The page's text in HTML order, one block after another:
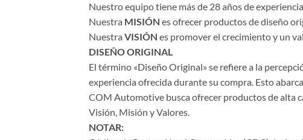
Nuestro equipo tiene más de 28 años de
Nuestra MISIÓN es ofrecer productos de diseño
Nuestra VISIÓN es promover el crecimiento y un
DISEÑO ORIGINAL
El término «Diseño Original» se refiere a la
experiencia ofrecida durante su compra. Esto
COM Automotive busca ofrecer productos de alta
Visión, Misión y Valores.
NOTAR: